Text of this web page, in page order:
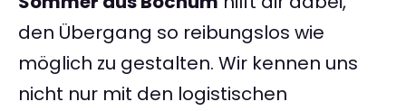
den Übergang so reibungslos wie
möglich zu gestalten. Wir kennen uns
nicht nur mit den logistischen